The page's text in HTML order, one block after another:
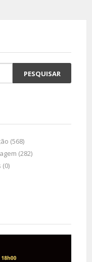
(568)
(282)
(0)